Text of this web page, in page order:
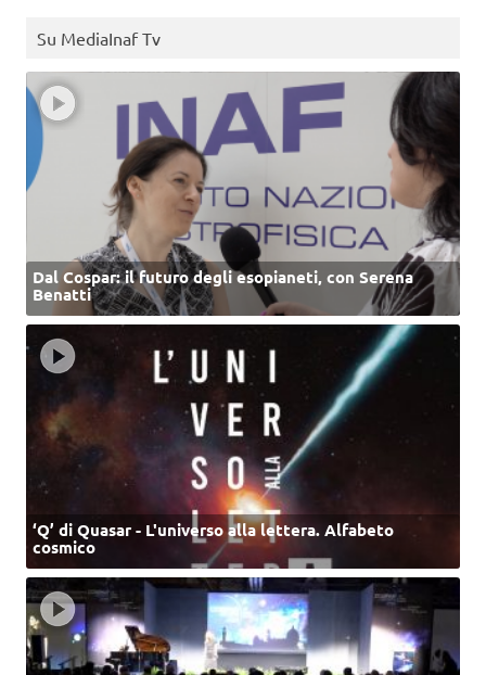
Su MediaInaf Tv
Dal Cospar: il futuro degli esopianeti, con Serena
Benatti
‘Q’ di Quasar - L'universo alla lettera. Alfabeto
cosmico